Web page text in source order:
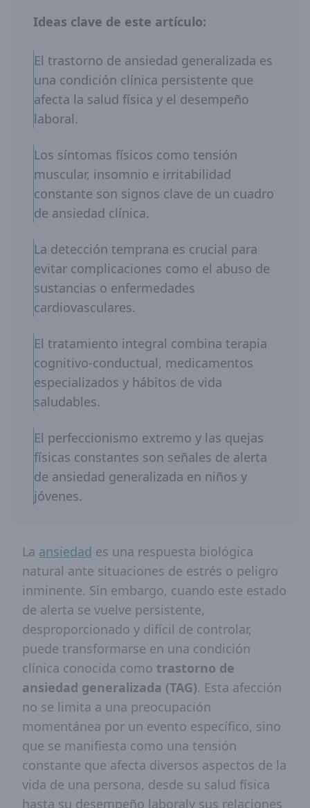
Ideas clave de este artículo:
El trastorno de ansiedad generalizada es
una condición clínica persistente que
afecta la salud física y el desempeño
laboral.
Los síntomas físicos como tensión
muscular, insomnio e irritabilidad
constante son signos clave de un cuadro
de ansiedad clínica.
La detección temprana es crucial para
evitar complicaciones como el abuso de
sustancias o enfermedades
cardiovasculares.
El tratamiento integral combina terapia
cognitivo-conductual, medicamentos
especializados y hábitos de vida
saludables.
El perfeccionismo extremo y las quejas
físicas constantes son señales de alerta
de ansiedad generalizada en niños y
jóvenes.
La ansiedad es una respuesta biológica
natural ante situaciones de estrés o peligro
inminente. Sin embargo, cuando este estado
de alerta se vuelve persistente,
desproporcionado y difícil de controlar,
puede transformarse en una condición
clínica conocida como trastorno de
ansiedad generalizada (TAG). Esta afección
no se limita a una preocupación
momentánea por un evento específico, sino
que se manifiesta como una tensión
constante que afecta diversos aspectos de la
vida de una persona, desde su salud física
hasta su desempeño laboraly sus relaciones